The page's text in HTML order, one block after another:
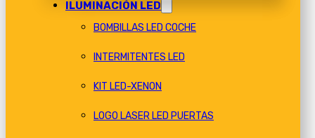
ILUMINACIÓN LED
BOMBILLAS LED COCHE
INTERMITENTES LED
KIT LED-XENON
LOGO LASER LED PUERTAS